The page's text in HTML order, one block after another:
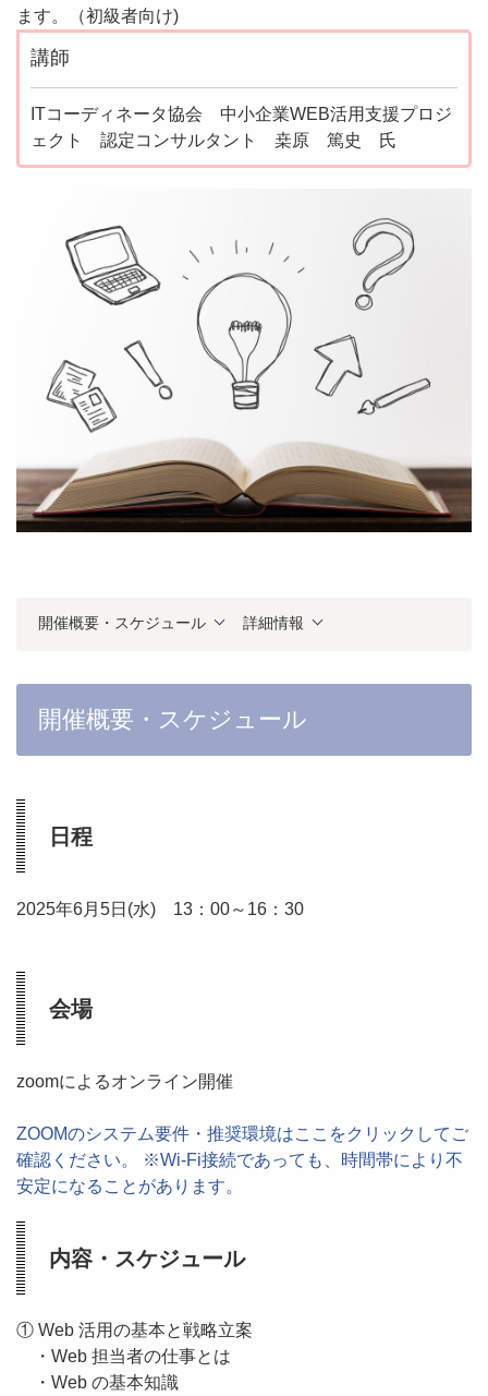
ます。（初級者向け)
講師
ITコーディネータ協会 中小企業WEB活用支援プロジ
ェクト 認定コンサルタント 桒原 篤史 氏
開催概要・スケジュール 詳細情報
開催概要・スケジュール
日程
2025年6月5日(水) 13：00～16：30
会場
zoomによるオンライン開催
ZOOMのシステム要件・推奨環境はここをクリックしてご
確認ください。 ※Wi-Fi接続であっても、時間帯により不
安定になることがあります。
内容・スケジュール
① Web 活用の基本と戦略立案
・Web 担当者の仕事とは
・Web の基本知識